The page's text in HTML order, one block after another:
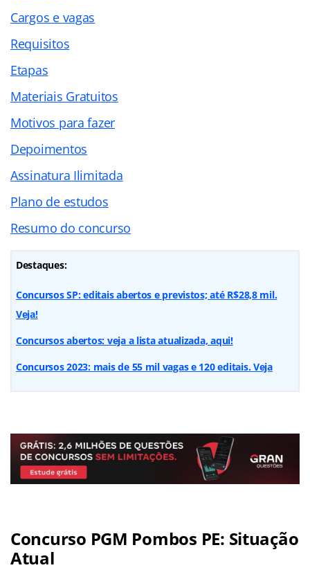
Cargos e vagas
Requisitos
Etapas
Materiais Gratuitos
Motivos para fazer
Depoimentos
Assinatura Ilimitada
Plano de estudos
Resumo do concurso
Destaques:
Concursos SP: editais abertos e previstos; até R$28,8 mil.
Veja!
Concursos abertos: veja a lista atualizada, aqui!
Concursos 2023: mais de 55 mil vagas e 120 editais. Veja
Concurso PGM Pombos PE: Situação
Atual